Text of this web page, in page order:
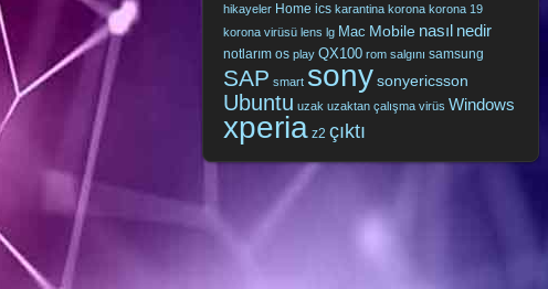
hikayeler Home ics karantina korona korona 19
korona virüsü lens lg Mac Mobile nasıl nedir
notlarım os play QX100 rom salgını samsung
SAP smart sonysonyericsson
Ubuntu uzak uzaktan çalışma virüs Windows
xperia z2 çıktı